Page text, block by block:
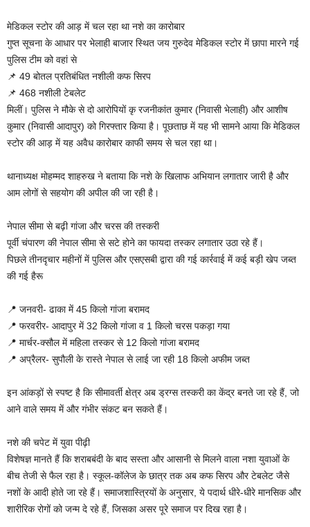
मेडिकल स्टोर की आड़ में चल रहा था नशे का कारोबार
गुप्त सूचना के आधार पर भेलाही बाजार स्थित जय गुरुदेव मेडिकल स्टोर में छापा मारने गई
पुलिस टीम को वहां से
📌 49 बोतल प्रतिबंधित नशीली कफ सिरप
📌 468 नशीली टेबलेट
मिलीं। पुलिस ने मौके से दो आरोपियों कृ रजनीकांत कुमार (निवासी भेलाही) और आशीष
कुमार (निवासी आदापुर) को गिरफ्तार किया है। पूछताछ में यह भी सामने आया कि मेडिकल
स्टोर की आड़ में यह अवैध कारोबार काफी समय से चल रहा था।
थानाध्यक्ष मोहम्मद शाहरुख ने बताया कि नशे के खिलाफ अभियान लगातार जारी है और
आम लोगों से सहयोग की अपील की जा रही है।
नेपाल सीमा से बढ़ी गांजा और चरस की तस्करी
पूर्वी चंपारण की नेपाल सीमा से सटे होने का फायदा तस्कर लगातार उठा रहे हैं।
पिछले तीनदृचार महीनों में पुलिस और एसएसबी द्वारा की गई कार्रवाई में कई बड़ी खेप जब्त
की गई हैरू
📍 जनवरी- ढाका में 45 किलो गांजा बरामद
📍 फरवरीर- आदापुर में 32 किलो गांजा व 1 किलो चरस पकड़ा गया
📍 मार्चर-क्सौल में महिला तस्कर से 12 किलो गांजा बरामद
📍 अप्रैलर- सुपौली के रास्ते नेपाल से लाई जा रही 18 किलो अफीम जब्त
इन आंकड़ों से स्पष्ट है कि सीमावर्ती क्षेत्र अब ड्रग्स तस्करी का केंद्र बनते जा रहे हैं, जो
आने वाले समय में और गंभीर संकट बन सकते हैं।
नशे की चपेट में युवा पीढ़ी
विशेषज्ञ मानते हैं कि शराबबंदी के बाद सस्ता और आसानी से मिलने वाला नशा युवाओं के
बीच तेजी से फैल रहा है। स्कूल-कॉलेज के छात्र तक अब कफ सिरप और टेबलेट जैसे
नशों के आदी होते जा रहे हैं। समाजशास्त्रियों के अनुसार, ये पदार्थ धीरे-धीरे मानसिक और
शारीरिक रोगों को जन्म दे रहे हैं, जिसका असर पूरे समाज पर दिख रहा है।